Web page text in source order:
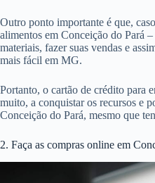
Outro ponto importante é que,
alimentos em Conceição do Pará
materiais, fazer suas vendas e
mais fácil em MG.
Portanto, o cartão de crédito para
muito, a conquistar os recursos e
Conceição do Pará, mesmo que
2. Faça as compras online em